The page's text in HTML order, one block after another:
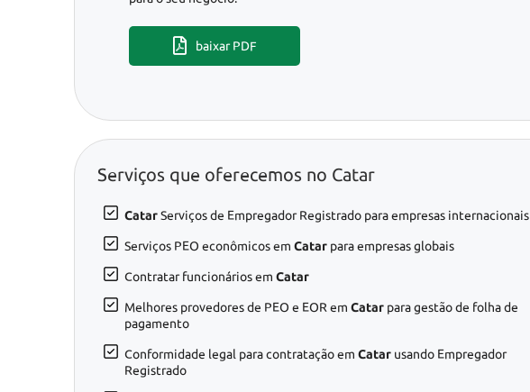
baixar PDF
Serviços que oferecemos no Catar
CatarServiços de Empregador Registrado para empresas internacionais
Serviços PEO econômicos em Catar para empresas globais
Contratar funcionários em Catar
Melhores provedores de PEO e EOR em Catar para gestão de folha de
pagamento
Conformidade legal para contratação em Catar usando Empregador
Registrado